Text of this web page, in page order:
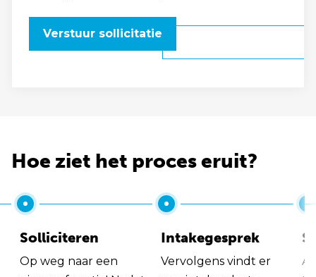
Verstuur sollicitatie
Hoe ziet het proces eruit?
Solliciteren
Op weg naar een
Intakegesprek
Vervolgens vindt er